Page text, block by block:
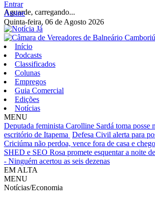
Aguarde, carregando...
Entrar
Assine
Quinta-feira, 06 de Agosto 2026
Início
Podcasts
Classificados
Colunas
Empregos
Guia Comercial
Edições
Notícias
MENU
Deputada feminista Carolline Sardá toma posse
escritório de Itapema Defesa Civil alerta para
Criciúma não perdoa, vence fora de casa e
SHED e SEO Rosa promete esquentar a noite
- Ninguém acertou as seis dezenas
EM ALTA
MENU
Notícias/Economia